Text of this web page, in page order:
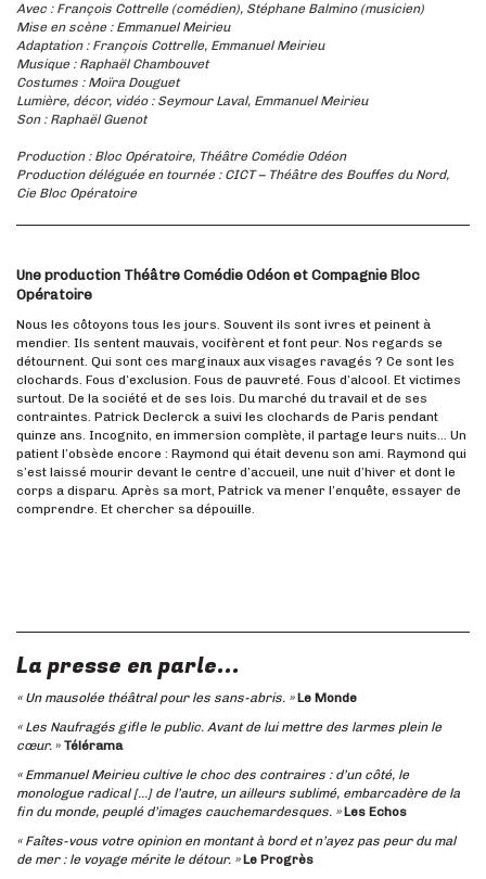
Avec : François Cottrelle (comédien), Stéphane Balmino (musicien)
Mise en scène : Emmanuel Meirieu
Adaptation : François Cottrelle, Emmanuel Meirieu
Musique : Raphaël Chambouvet
Costumes : Moïra Douguet
Lumière, décor, vidéo : Seymour Laval, Emmanuel Meirieu
Son : Raphaël Guenot
Production : Bloc Opératoire, Théâtre Comédie Odéon
Production déléguée en tournée : CICT – Théâtre des Bouffes du Nord,
Cie Bloc Opératoire
Une production Théâtre Comédie Odéon et Compagnie Bloc
Opératoire
Nous les côtoyons tous les jours. Souvent ils sont ivres et peinent à
mendier. Ils sentent mauvais, vocifèrent et font peur. Nos regards se
détournent. Qui sont ces marginaux aux visages ravagés ? Ce sont les
clochards. Fous d’exclusion. Fous de pauvreté. Fous d’alcool. Et victimes
surtout. De la société et de ses lois. Du marché du travail et de ses
contraintes. Patrick Declerck a suivi les clochards de Paris pendant
quinze ans. Incognito, en immersion complète, il partage leurs nuits… Un
patient l’obsède encore : Raymond qui était devenu son ami. Raymond qui
s’est laissé mourir devant le centre d’accueil, une nuit d’hiver et dont le
corps a disparu. Après sa mort, Patrick va mener l’enquête, essayer de
comprendre. Et chercher sa dépouille.
La presse en parle...
« Un mausolée théâtral pour les sans-abris. »Le Monde
« Les Naufragés gifle le public. Avant de lui mettre des larmes plein le
cœur. » Télérama
« Emmanuel Meirieu cultive le choc des contraires : d’un côté, le
monologue radical […] de l’autre, un ailleurs sublimé, embarcadère de la
fin du monde, peuplé d’images cauchemardesques. »Les Echos
« Faîtes-vous votre opinion en montant à bord et n’ayez pas peur du mal
de mer : le voyage mérite le détour. » Le Progrès